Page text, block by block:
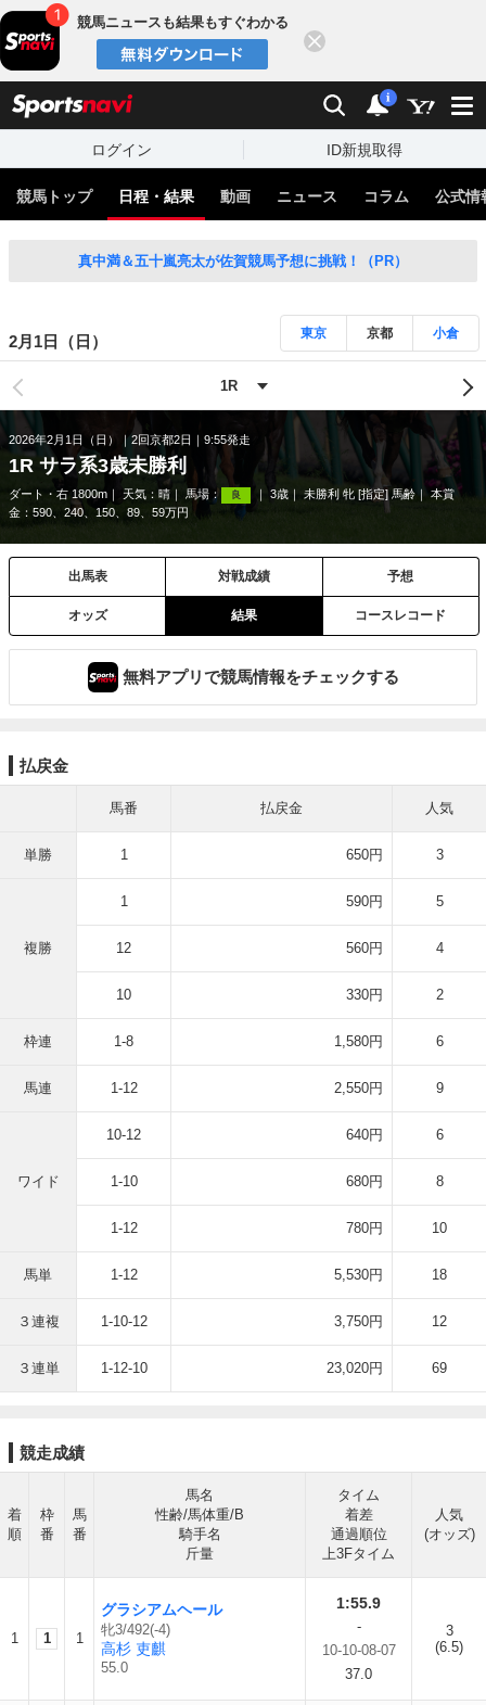
競馬ニュースも結果もすぐわかる
検索 通知
i
ログイン ID新規取得
競馬トップ 日程・結果 動画 ニュース コラム 公式情
真中満＆五十嵐亮太が佐賀競馬予想に挑戦！（PR）
2月1日（日） 東京 京都 小倉
2026年2月1日（日） 2回京都2日 9:55発走
1R サラ系3歳未勝利
ダート・右 1800m 天気： 晴 馬場： 良 3歳 未勝利 牝 [指定] 馬齢
本賞
金：590、240、150、89、59万円
出馬表 対戦成績 予想
オッズ 結果 コースレコード
無料アプリで競馬情報をチェックする
払戻金
馬番 払戻金 人気
単勝 1 650円 3
複勝
1 590円 5
12 560円 4
10 330円 2
枠連 1-8 1,580円 6
馬連 1-12 2,550円 9
ワイド
10-12 640円 6
1-10 680円 8
1-12 780円 10
馬単 1-12 5,530円 18
３連複 1-10-12 3,750円 12
３連単 1-12-10 23,020円 69
競走成績
着
順
枠
番
馬
番
馬名
性齢/馬体重/B
騎手名
斤量
タイム
着差
通過順位
上3Fタイム
人気
(オッズ)
1 1 1
グラシアムヘール
牝3/492(-4)
高杉 吏麒
55.0
1:55.9
-
10-10-08-07
37.0
3
(6.5)